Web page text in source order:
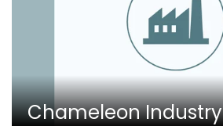
Chameleon Industry